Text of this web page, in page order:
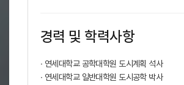
경력 및 학력사항
∙ 연세대학교 공학대학원 도시계획 석사
∙ 연세대학교 일반대학원 도시공학 박사